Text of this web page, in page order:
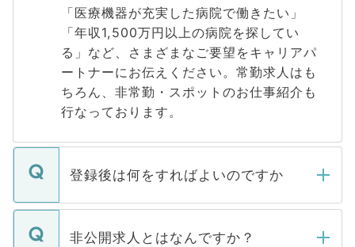
「医療機器が充実した病院で働きたい」
「年収1,500万円以上の病院を探してい
る」など、さまざまなご要望をキャリアパ
ートナーにお伝えください。常勤求人はも
ちろん、非常勤・スポットのお仕事紹介も
行なっております。
登録後は何をすればよいのですか
ご登録いただきましたら、弊社担当者がご
登録内容を確認し、その後メールもしくは
非公開求人とはなんですか？